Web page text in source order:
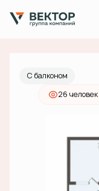
1-комнатная
Ипотекаот 28 013 руб./мес.
С балконом
26 человек